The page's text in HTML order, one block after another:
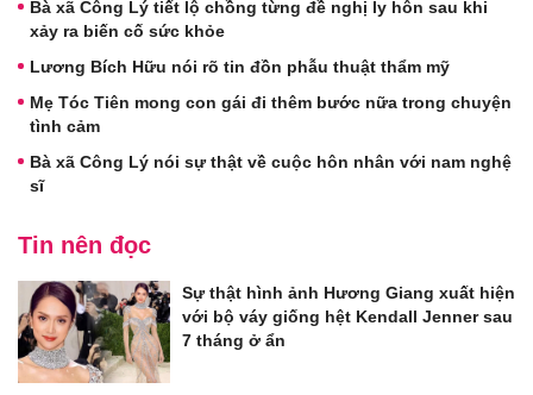
Bà xã Công Lý tiết lộ chồng từng đề nghị ly hôn sau khi
xảy ra biến cố sức khỏe
Lương Bích Hữu nói rõ tin đồn phẫu thuật thẩm mỹ
Mẹ Tóc Tiên mong con gái đi thêm bước nữa trong chuyện
tình cảm
Bà xã Công Lý nói sự thật về cuộc hôn nhân với nam nghệ
sĩ
Tin nên đọc
Sự thật hình ảnh Hương Giang xuất hiện
với bộ váy giống hệt Kendall Jenner sau
7 tháng ở ẩn